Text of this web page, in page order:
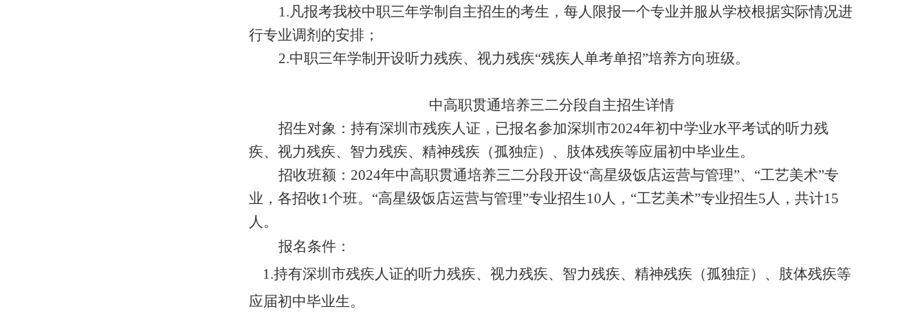
1.凡报考我校中职三年学制自主招生的考生，每人限报一个专业并服从学校根据实际情况进
行专业调剂的安排；
2.中职三年学制开设听力残疾、视力残疾“残疾人单考单招”培养方向班级。
中高职贯通培养三二分段自主招生详情
招生对象：持有深圳市残疾人证，已报名参加深圳市2024年初中学业水平考试的听力残
疾、视力残疾、智力残疾、精神残疾（孤独症）、 肢体残疾等应届初中毕业生。
招收班额：2024年中高职贯通培养三二分段开设“高星级饭店运营与管理”、“工艺美术”专
业，各招收1个班。“高星级饭店运营与管理”专业招生10人，“工艺美术”专业招生5人，共计15
人。
报名条件：
1.持有深圳市残疾人证的听力残疾、视力残疾、智力残疾、精神残疾（孤独症）、肢体残疾等
应届初中毕业生。